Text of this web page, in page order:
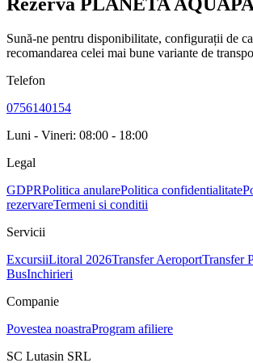
Sună-ne pentru disponibilitate, configurații de
recomandarea celei mai bune variante de
Telefon
0756140154
Luni - Vineri: 08:00 - 18:00
Legal
GDPRPolitica anularePolitica confidentialitate
rezervareTermeni si conditii
Servicii
ExcursiiLitoral 2026Transfer AeroportTransfer
BusInchirieri
Companie
Povestea noastraProgram afiliere
SC Lutasin SRL